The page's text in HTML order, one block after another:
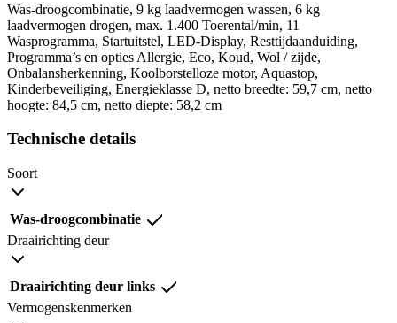
Was-droogcombinatie, 9 kg laadvermogen wassen, 6 kg
laadvermogen drogen, max. 1.400 Toerental/min, 11
Wasprogramma, Startuitstel, LED-Display, Resttijdaanduiding,
Programma’s en opties Allergie, Eco, Koud, Wol / zijde,
Onbalansherkenning, Koolborstelloze motor, Aquastop,
Kinderbeveiliging, Energieklasse D, netto breedte: 59,7 cm, netto
hoogte: 84,5 cm, netto diepte: 58,2 cm
Technische details
Soort
Was-droogcombinatie
Draairichting deur
Draairichting deur links
Vermogenskenmerken